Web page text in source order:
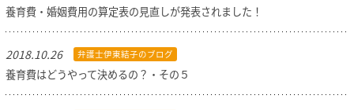
養育費・婚姻費用の算定表の見直しが発表されました！
2018.10.26 弁護士伊東結子のブログ
養育費はどうやって決めるの？・その５